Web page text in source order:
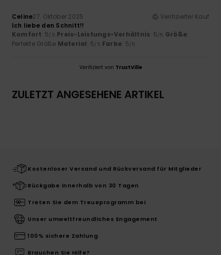
Celine27. Oktober 2025
Verifizierter Kauf
Ich liebe den Schnitt!!
Komfort: 5/5 Preis-Leistungs-Verhältnis: 5/5 Größe:
Perfekte Größe Material: 5/5 Farbe: 5/5
Verifiziert von TrustVille
ZULETZT ANGESEHENE ARTIKEL
Kostenloser Versand und Rückversand für Mitglieder
Rückgabe innerhalb von 30 Tagen
Treten Sie dem Treueprogramm bei
Unser umweltfreundliches Engagement
100% sichere Zahlung
Brauchen Sie Hilfe?